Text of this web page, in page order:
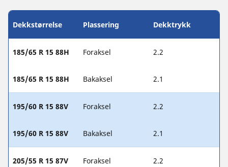
Dekkstørrelse Plassering Dekktrykk
185/65 R 15 88H Foraksel 2.2
185/65 R 15 88H Bakaksel 2.1
195/60 R 15 88V Foraksel 2.2
195/60 R 15 88V Bakaksel 2.1
205/55 R 15 87V Foraksel 2.2